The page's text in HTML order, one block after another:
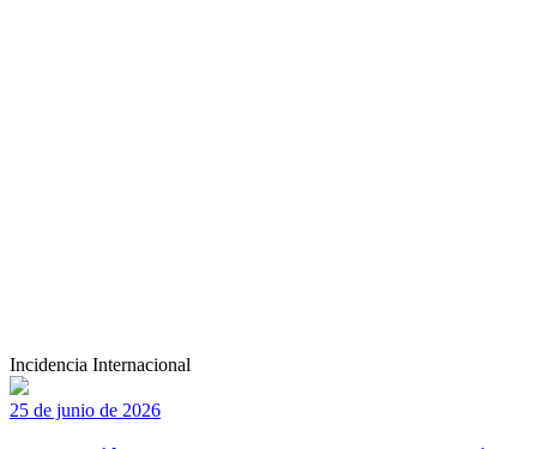
Incidencia Internacional
25 de junio de 2026